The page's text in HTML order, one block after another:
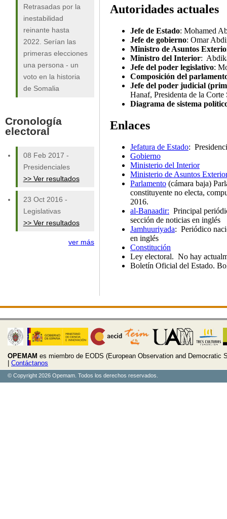
Autoridades actuales
Jefe de Estado: Mohamed
Jefe de gobierno: Omar
Ministro de Asuntos
Ministro del Interior:
Jefe del poder legislativo:
Composición del
Jefe del poder judicial
Hanaf, Presidenta de la Corte
Diagrama de sistema
Enlaces
Jefatura de Estado:
Gobierno
Ministerio del Interior
Ministerio de Asuntos
Parlamento (cámara baja)
constituyente no electa,
2016.
al-Banaadir: Principal
sección de noticias en inglés
Jamhuuriyada: Periódico
en inglés
Constitución
Ley electoral. No hay
Boletín Oficial del Estado.
Retrasadas por la
inestabilidad
reinante hasta
2022. Serían las
primeras elecciones
una persona - un
voto en la historia
de Somalia
Cronología
electoral
08 Feb 2017 -
Presidenciales
>> Ver resultados
23 Oct 2016 -
Legislativas
>> Ver resultados
ver más
OPEMAM es miembro de EODS (European Observation and Democratic
| Contáctanos
© Copyright 2026 Opemam. Todos los derechos reservados.